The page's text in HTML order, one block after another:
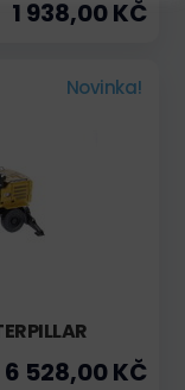
1 938,00 KČ
Novinka!
6 528,00 KČ